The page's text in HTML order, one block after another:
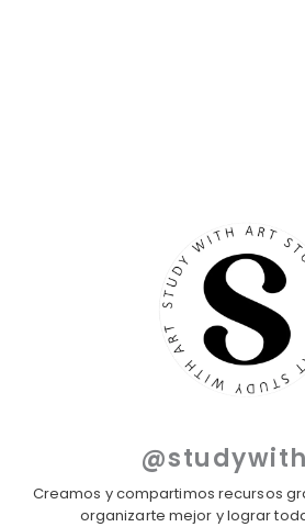
Creamos y compartimos recursos
organizarte mejor y lograr